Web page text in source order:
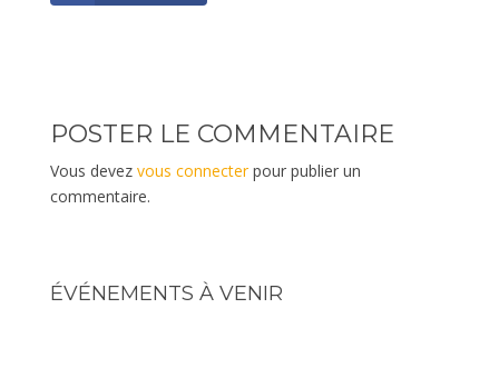
POSTER LE COMMENTAIRE
Vous devez vous connecterpour publier un
commentaire.
ÉVÉNEMENTS À VENIR